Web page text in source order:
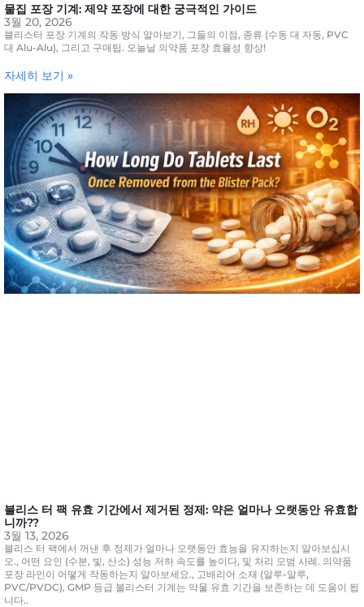
물집 포장 기계: 제약 포장에 대한 궁극적인 가이드
3월 20, 2026
블리스터 포장 기계의 작동 방식 알아보기, 그들의 이점, 종류 (수동 대 자동, PVC
대 Alu-Alu), 그리고 구매팁. 오늘날 의약품 포장 효율성 향상!
자세히 보기 »
블리스 터 팩 유효 기간에서 제거된 정제: 약은 얼마나 오랫동안 유효합
니까??
3월 13, 2026
블리스 터 팩에서 꺼낸 후 정제가 얼마나 오랫동안 효능을 유지하는지 알아보십시
오., 어떤 요인 (수분, 빛, 산소) 성능 저하 속도를 높이다, 및 처리 모범 사례. 의약품
포장 라인이 어떻게 작동하는지 알아보세요., 고배리어 소재 (알루-알루,
PVC/PVDC), GMP 등급 블리스터 기계는 약물 유효 기간을 보존하는 데 도움이 됩
니다..